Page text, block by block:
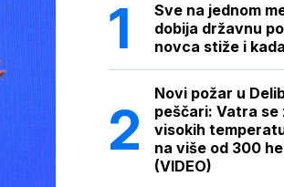
Sve na jednom
dobija državnu
novca stiže i
Novi požar u
peščari: Vatra se
visokih
na više od 300
(VIDEO)